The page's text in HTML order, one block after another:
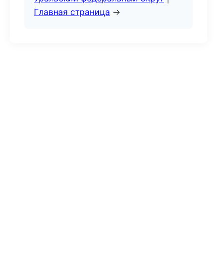
Главная страница →